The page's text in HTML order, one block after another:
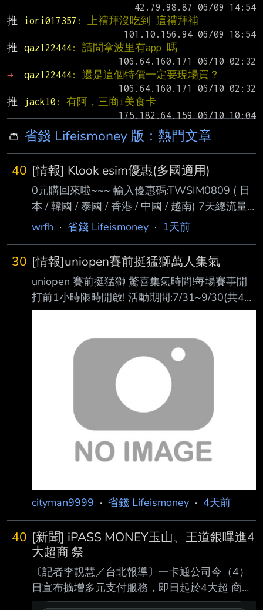
推
iori017357 : 上禮拜沒吃到 這禮拜補
推
qaz122444: 請問拿波里有app 嗎
→
qaz122444: 還是這個特價一定要現場買？
推
jackl0 : 有阿，三商i美食卡
👛 省錢 Lifeismoney 版：熱門文章
40 [情報] Klook esim優惠(多國適用)
0元購回來啦~~~ 輸入優惠碼:TWSIM0809 ( 日
本 / 韓國 / 泰國 / 香港 / 中國 / 越南) 7天總流量
1GB方案，輸入優惠碼享 NT$10 起優惠價 優惠
一樣，是折台幣$38 有些方案一樣可0元購，就
自行查看瞜 好不好用是一回事，反正是免費的 -
-
wrfh · 省錢 Lifeismoney · 1天前
30 [情報]uniopen賽前挺猛獅萬人集氣
uniopen 賽前挺猛獅 驚喜集氣時間!每場賽事開
打前1小時限時開啟! 活動期間:7/31~9/30(共43
場) 前1萬名,100% 獲得1點 OPENPOINT! 【符
https://i.verb.tw/IKNxmzDh.jpg 喵喵的比賽鬧鐘
設定起來!!! --
cityman9999 · 省錢 Lifeismoney · 4天前
40 [新聞] iPASS MONEY玉山、王道銀嗶進4
大超商 祭
〔記者李靚慧／台北報導〕一卡通公司今（4）
日宣布擴增多元支付服務，即日起於4大超 商開
放玉山銀行信用卡及王道銀行Debit卡綁定付